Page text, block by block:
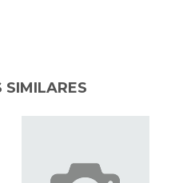
SIMILARES